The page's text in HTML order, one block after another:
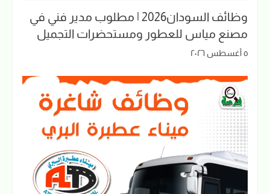
وظائف السودان2026 | مطلوب مدير فني في
مصنع مياس للعطور ومستحضرات التجميل
٥ أغسطس ٢٠٢٦